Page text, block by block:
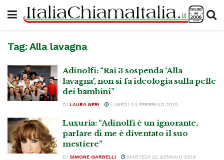
Tag: Alla lavagna
Adinolfi: “Rai 3 sospenda ‘Alla
lavagna’, non si fa ideologia sulla pelle
dei bambini”
DI LAURA NERI LUNEDÌ 04 FEBBRAIO 2019
Luxuria: “Adinolfi è un ignorante,
parlare di me è diventato il suo
mestiere”
DI SIMONE GARBELLI MARTEDÌ 22 GENNAIO 2019